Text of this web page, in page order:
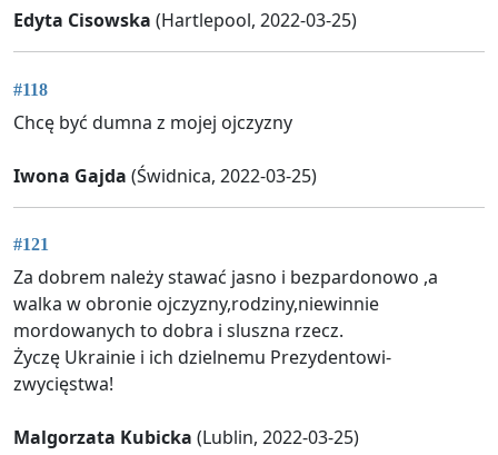
Edyta Cisowska (Hartlepool, 2022-03-25)
#118
Chcę być dumna z mojej ojczyzny
Iwona Gajda (Świdnica, 2022-03-25)
#121
Za dobrem należy stawać jasno i bezpardonowo ,a
walka w obronie ojczyzny,rodziny,niewinnie
mordowanych to dobra i sluszna rzecz.
Życzę Ukrainie i ich dzielnemu Prezydentowi-
zwycięstwa!
Malgorzata Kubicka (Lublin, 2022-03-25)